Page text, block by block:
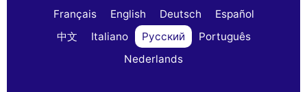
Français English Deutsch
Español
中文
Italiano Русский
Português
Nederlands